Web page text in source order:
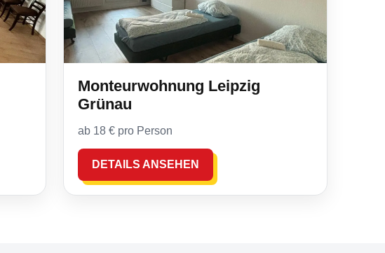
Monteurwohnung Leipzig
Grünau
ab 18 € pro Person
DETAILS ANSEHEN